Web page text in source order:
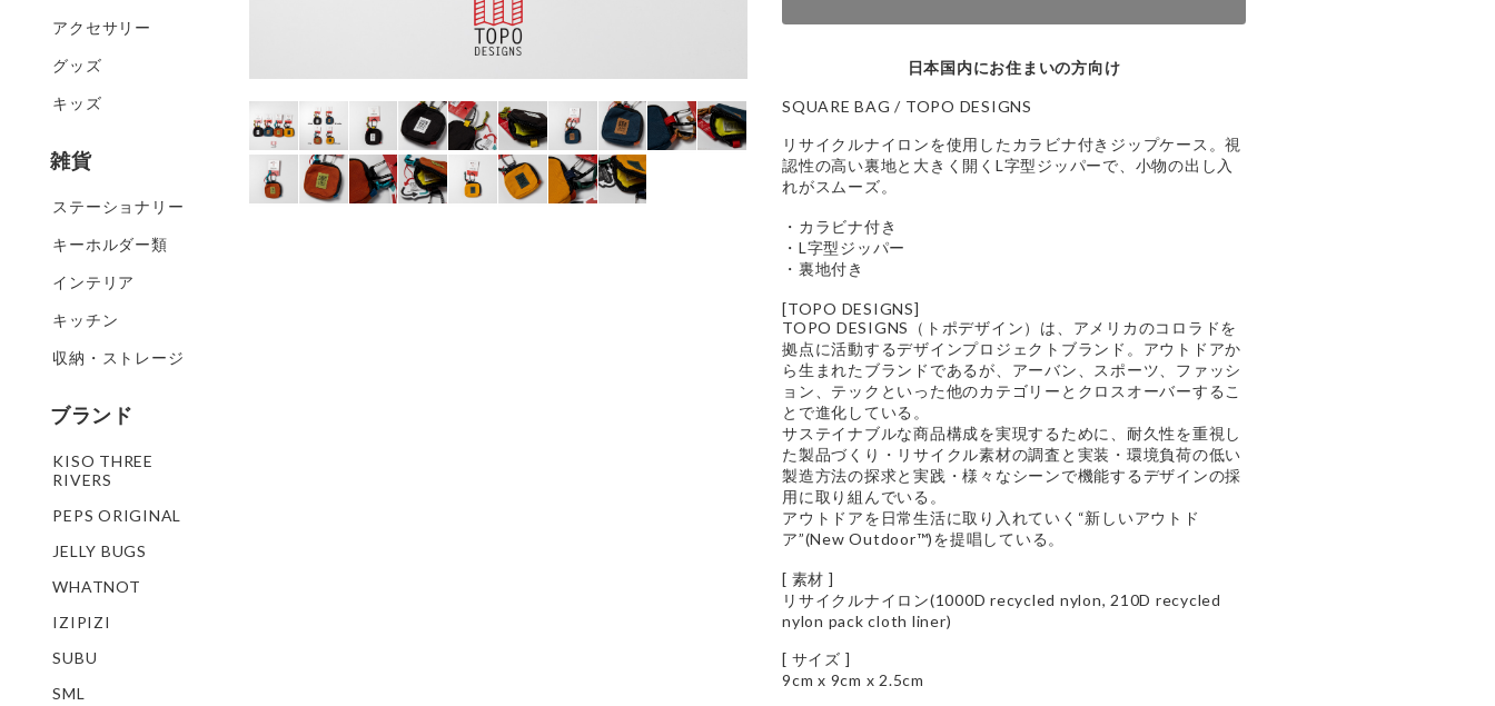
日本国内にお住まいの方向け
SQUARE BAG / TOPO DESIGNS
リサイクルナイロンを使用したカラビナ付きジップケース。視
認性の高い裏地と大きく開くL字型ジッパーで、小物の出し入
れがスムーズ。
・カラビナ付き
・L字型ジッパー
・裏地付き
[TOPO DESIGNS]
TOPO DESIGNS（トポデザイン）は、アメリカのコロラドを
拠点に活動するデザインプロジェクトブランド。アウトドアか
ら生まれたブランドであるが、アーバン、スポーツ、ファッシ
ョン、テックといった他のカテゴリーとクロスオーバーするこ
とで進化している。
サステイナブルな商品構成を実現するために、耐久性を重視し
た製品づくり・リサイクル素材の調査と実装・環境負荷の低い
製造方法の探求と実践・様々なシーンで機能するデザインの採
用に取り組んでいる。
アウトドアを日常生活に取り入れていく“新しいアウトド
ア”(New Outdoor™)を提唱している。
[ 素材 ]
リサイクルナイロン(1000D recycled nylon, 210D recycled
nylon pack cloth liner)
[ サイズ ]
9cm x 9cm x 2.5cm
アクセサリー
グッズ
キッズ
雑貨
ステーショナリー
キーホルダー類
インテリア
キッチン
収納・ストレージ
ブランド
KISO THREE
RIVERS
PEPS ORIGINAL
JELLY BUGS
WHATNOT
IZIPIZI
SUBU
SML